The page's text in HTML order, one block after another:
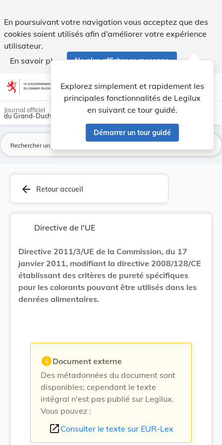
En poursuivant votre navigation vous acceptez que des
cookies soient utilisés afin d’améliorer votre expérience
utilisateur.
En savoir plus
Ne plus afficher ce message
Aller au contenu account_circle help Aide
Explorez simplement et rapidement les
principales fonctionnalités de Legilux
en suivant ce tour guidé.
Démarrer un tour guidé
light_mode dark_mode
Journal officiel
du Grand-Duché de Luxembourg
arrow_back Retour accueil
Directive de l'UE
Directive 2011/3/UE de la Commission, du 17
janvier 2011, modifiant la directive 2008/128/CE
établissant des critères de pureté spécifiques
pour les colorants pouvant être utilisés dans les
denrées alimentaires.
infoDocument externe
Des métadonnées du document sont
disponibles; cependant le texte
intégral n'est pas publié sur Legilux.
Vous pouvez :
open_in_new Consulter le texte sur EUR-Lex